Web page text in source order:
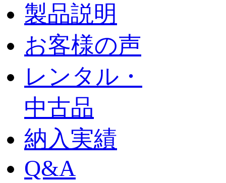
製品説明
お客様の声
レンタル・
中古品
納入実績
Q&A